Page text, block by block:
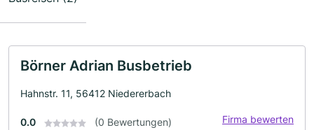
Börner Adrian Busbetrieb
Hahnstr. 11, 56412 Niedererbach
0.0 (0 Bewertungen) Firma bewerten